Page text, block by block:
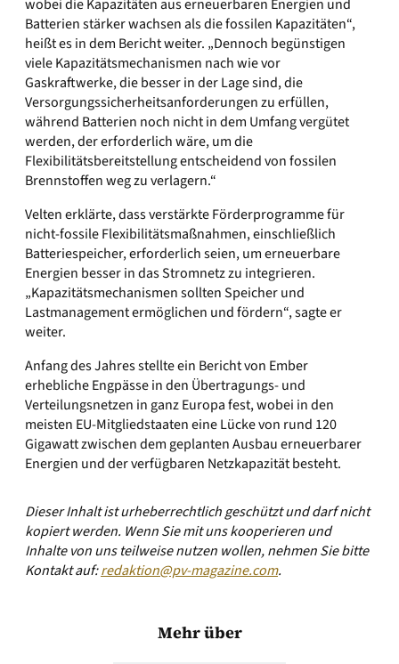
wobei die Kapazitäten aus erneuerbaren Energien und
Batterien stärker wachsen als die fossilen Kapazitäten“,
heißt es in dem Bericht weiter. „Dennoch begünstigen
viele Kapazitätsmechanismen nach wie vor
Gaskraftwerke, die besser in der Lage sind, die
Versorgungssicherheitsanforderungen zu erfüllen,
während Batterien noch nicht in dem Umfang vergütet
werden, der erforderlich wäre, um die
Flexibilitätsbereitstellung entscheidend von fossilen
Brennstoffen weg zu verlagern.“
Velten erklärte, dass verstärkte Förderprogramme für
nicht-fossile Flexibilitätsmaßnahmen, einschließlich
Batteriespeicher, erforderlich seien, um erneuerbare
Energien besser in das Stromnetz zu integrieren.
„Kapazitätsmechanismen sollten Speicher und
Lastmanagement ermöglichen und fördern“, sagte er
weiter.
Anfang des Jahres stellte ein Bericht von Ember
erhebliche Engpässe in den Übertragungs- und
Verteilungsnetzen in ganz Europa fest, wobei in den
meisten EU-Mitgliedstaaten eine Lücke von rund 120
Gigawatt zwischen dem geplanten Ausbau erneuerbarer
Energien und der verfügbaren Netzkapazität besteht.
Dieser Inhalt ist urheberrechtlich geschützt und darf nicht
kopiert werden. Wenn Sie mit uns kooperieren und
Inhalte von uns teilweise nutzen wollen, nehmen Sie bitte
Kontakt auf:redaktion@pv-magazine.com.
Mehr über